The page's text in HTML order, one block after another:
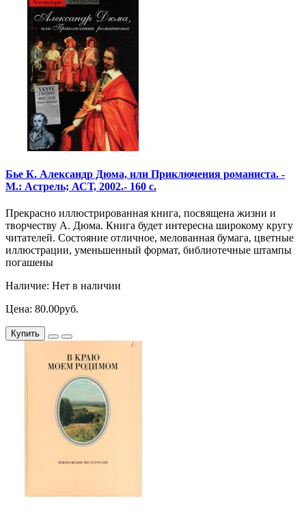
Бье К. Александр Дюма, или Приключения романиста. -
М.: Астрель; АСТ, 2002.- 160 с.
Прекрасно иллюстрированная книга, посвящена жизни и
творчеству А. Дюма. Книга будет интересна широкому кругу
читателей. Состояние отличное, мелованная бумага, цветные
иллюстрации, уменьшенный формат, библиотечные штампы
погашены
Наличие: Нет в наличии
Цена: 80.00руб.
Купить